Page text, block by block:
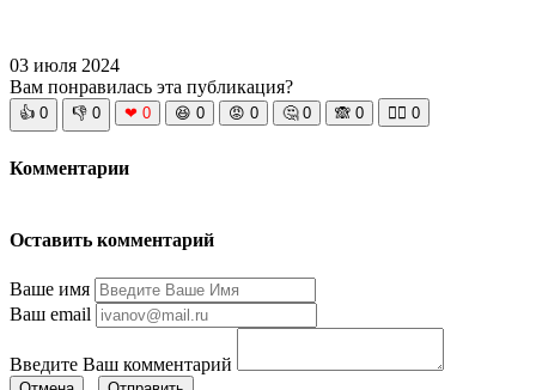
03 июля 2024
Вам понравилась эта публикация?
👍 0 👎 0 ❤ 0 😆 0 😡 0 🤔 0 🙈 0 🧘‍♀️ 0
Комментарии
Оставить комментарий
Ваше имя
Ваш email
Введите Ваш комментарий